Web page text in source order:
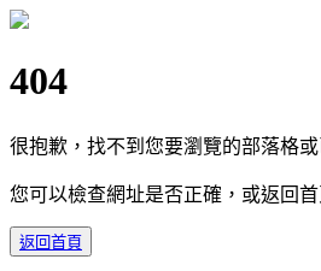
404
很抱歉，找不到您要瀏覽的部落格
您可以檢查網址是否正確，或返回
返回首頁